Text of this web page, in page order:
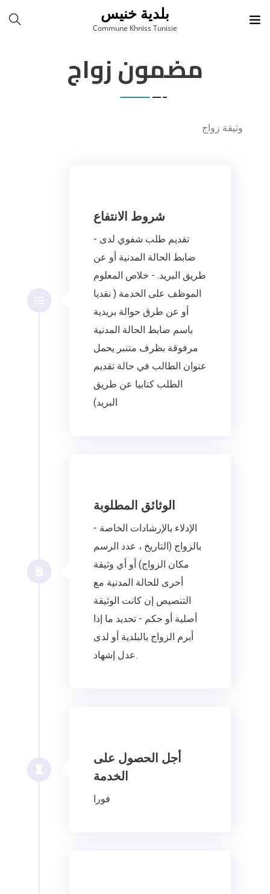
بلدية خنيس
Commune Khniss Tunisie
مضمون زواج
وثيقة زواج
شروط الانتفاع
- تقديم طلب شفوي لدى
ضابط الحالة المدنية أو عن
طريق البريد. - خلاص المعلوم
الموظف على الخدمة ( نقديا
أو عن طرق حوالة بريدية
باسم ضابط الحالة المدنية
مرفوقة بظرف متنبر يحمل
عنوان الطالب في حالة تقديم
الطلب كتابيا عن طريق
البريد)
الوثائق المطلوبة
- الإدلاء بالإرشادات الخاصة
بالزواج (التاريخ ، عدد الرسم
مكان الزواج) أو أي وثيقة
أخرى للحالة المدنية مع
التنصيص إن كانت الوثيقة
أصلية أو حكم - تحديد ما إذا
أبرم الزواج بالبلدية أو لدى
عدل إشهاد.
أجل الحصول على
الخدمة
فورا